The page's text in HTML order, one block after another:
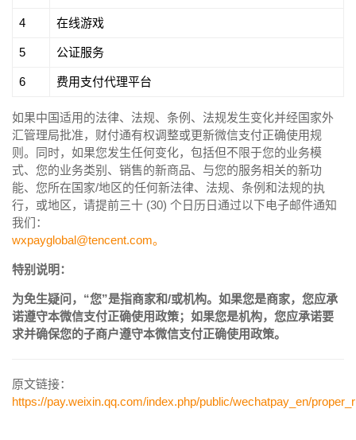
4 在线游戏
5 公证服务
6 费用支付代理平台
如果中国适用的法律、法规、条例、法规发生变化并经国家外
汇管理局批准，财付通有权调整或更新微信支付正确使用规
则。同时，如果您发生任何变化，包括但不限于您的业务模
式、您的业务类别、销售的新商品、与您的服务相关的新功
能、您所在国家/地区的任何新法律、法规、条例和法规的执
行，或地区，请提前三十 (30) 个日历日通过以下电子邮件通知
我们：
wxpayglobal@tencent.com。
特别说明：
为免生疑问，“您”是指商家和/或机构。如果您是商家，您应承
诺遵守本微信支付正确使用政策；如果您是机构，您应承诺要
求并确保您的子商户遵守本微信支付正确使用政策。
原文链接：
https://pay.weixin.qq.com/index.php/public/wechatpay_en/